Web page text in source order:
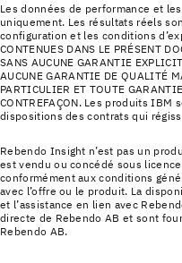
Les données de performance et
uniquement. Les résultats réels
configuration et les conditions
CONTENUES DANS LE PRÉSENT
SANS AUCUNE GARANTIE
AUCUNE GARANTIE DE QUALITÉ
PARTICULIER ET TOUTE
CONTREFAÇON. Les produits
dispositions des contrats qui
Rebendo Insight n’est pas un
est vendu ou concédé sous
conformément aux conditions
avec l’offre ou le produit. La
et l’assistance en lien avec
directe de Rebendo AB et sont
Rebendo AB.